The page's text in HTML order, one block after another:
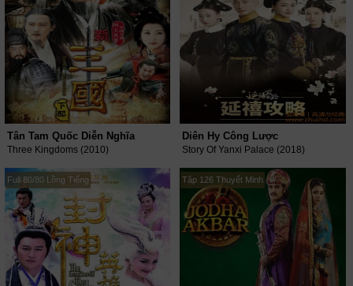
Tân Tam Quốc Diễn Nghĩa
Three Kingdoms (2010)
Diên Hy Công Lược
Story Of Yanxi Palace (2018)
Full 80/80 Lồng Tiếng Tập 126 Thuyết Minh